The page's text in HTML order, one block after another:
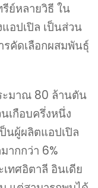
ย์หลายวิธี ใน
อปเปิล เป็นส่วน
คัดเลือกผสมพันธุ์
ะมาณ 80 ล้านตัน
เกือบครึ่งหนึ่ง
นผู้ผลิตแอปเปิล
ากกว่า 6%
ทศอิตาลี อินเดีย